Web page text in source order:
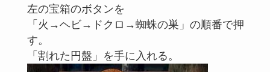
左の宝箱のボタンを
「火→ヘビ→ドクロ→蜘蛛の巣」の順番で押
す。
「割れた円盤」を手に入れる。